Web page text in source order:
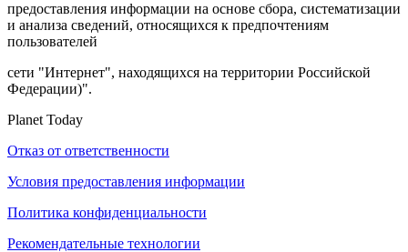
предоставления информации на основе сбора, систематизации
и анализа сведений, относящихся к предпочтениям
пользователей
сети "Интернет", находящихся на территории Российской
Федерации)".
Planet Today
Отказ от ответственности
Условия предоставления информации
Политика конфиденциальности
Рекомендательные технологии